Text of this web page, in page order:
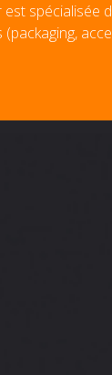
est spécialisée
(packaging,